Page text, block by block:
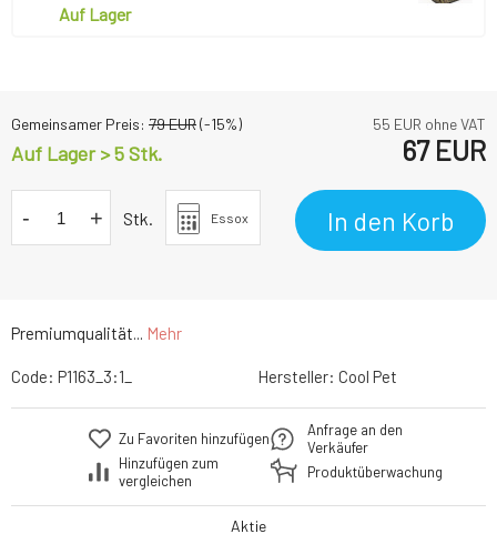
Premiumqualität... Mehr
Auf Lager
Gemeinsamer Preis: 79EUR(-15%) 55 EUR ohne VAT
Auf Lager > 5 Stk. 67EUR
- + Stk. Essox In den Korb
Code: P1163_3:1_ Hersteller: Cool Pet
Zu Favoriten hinzufügen
Hinzufügen zum
vergleichen
Anfrage an den
Verkäufer
Produktüberwachung
Aktie